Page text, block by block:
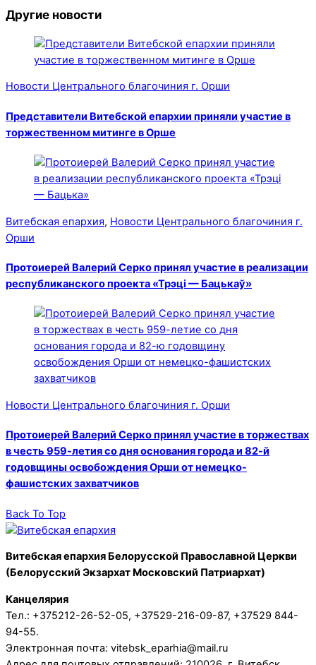
Другие новости
Новости Центрального благочиния г. Орши
Представители Витебской епархии приняли участие в
торжественном митинге в Орше
Витебская епархия, Новости Центрального благочиния г.
Орши
Протоиерей Валерий Серко принял участие в реализации
республиканского проекта «Трэці — Бацькаў»
Новости Центрального благочиния г. Орши
Протоиерей Валерий Серко принял участие в торжествах
в честь 959-летия со дня основания города и 82-й
годовщины освобождения Орши от немецко-
фашистских захватчиков
Back To Top
Витебская епархия Белорусской Православной Церкви
(Белорусский Экзархат Московский Патриархат)
Канцелярия
Тел.: +375212-26-52-05, +37529-216-09-87, +37529 844-
94-55.
Электронная почта: vitebsk_eparhia@mail.ru